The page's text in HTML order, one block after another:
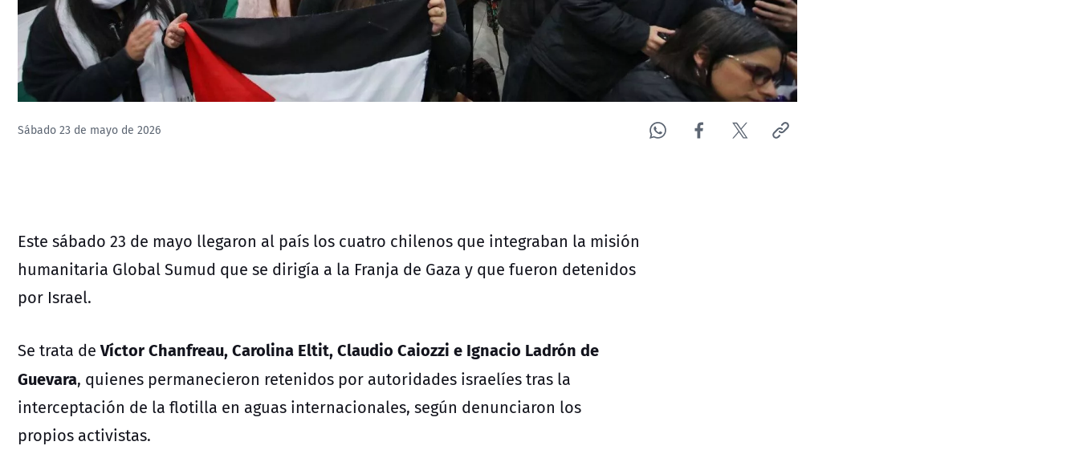
Sábado 23 de mayo de 2026
Este sábado 23 de mayo llegaron al país los cuatro chilenos que integraban la misión
humanitaria Global Sumud que se dirigía a la Franja de Gaza y que fueron detenidos
por Israel.
Se trata de Víctor Chanfreau, Carolina Eltit, Claudio Caiozzi e Ignacio Ladrón de
Guevara, quienes permanecieron retenidos por autoridades israelíes tras la
interceptación de la flotilla en aguas internacionales, según denunciaron los
propios activistas.